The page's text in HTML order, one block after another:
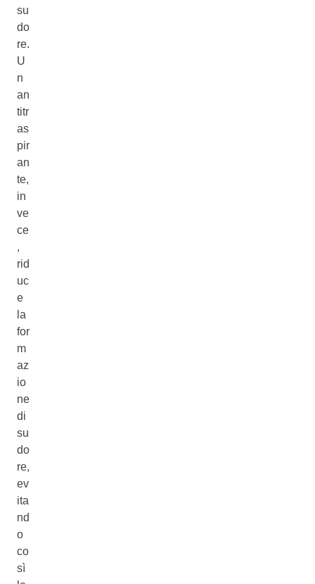
su
do
re.
U
n
an
titr
as
pir
an
te,
in
ve
ce
,
rid
uc
e
la
for
m
az
io
ne
di
su
do
re,
ev
ita
nd
o
co
sì